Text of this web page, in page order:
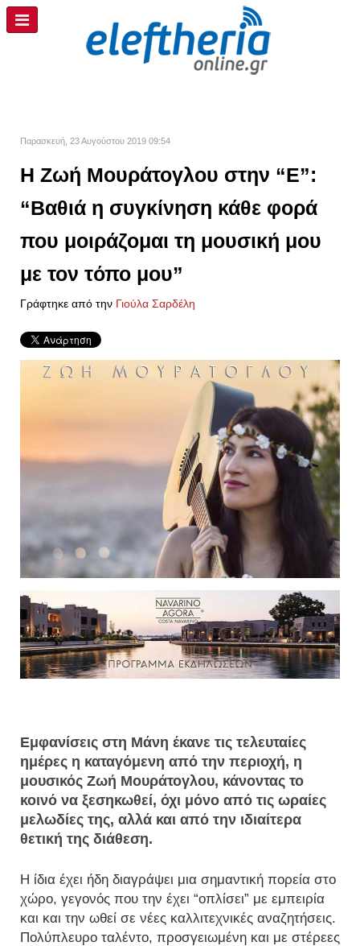
Παρασκευή, 23 Αυγούστου 2019 09:54
Η Ζωή Μουράτογλου στην “Ε”:
“Βαθιά η συγκίνηση κάθε φορά
που μοιράζομαι τη μουσική μου
με τον τόπο μου”
Γράφτηκε από την Γιούλα Σαρδέλη
Εμφανίσεις στη Μάνη έκανε τις τελευταίες
ημέρες η καταγόμενη από την περιοχή, η
μουσικός Ζωή Μουράτογλου, κάνοντας το
κοινό να ξεσηκωθεί, όχι μόνο από τις ωραίες
μελωδίες της, αλλά και από την ιδιαίτερα
θετική της διάθεση.
Η ίδια έχει ήδη διαγράψει μια σημαντική πορεία στο
χώρο, γεγονός που την έχει “οπλίσει” με εμπειρία
και και την ωθεί σε νέες καλλιτεχνικές αναζητήσεις.
Πολύπλευρο ταλέντο, προσγειωμένη και με στέρεες